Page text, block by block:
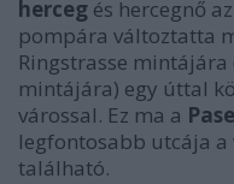
herceg és hercegnő
pompára változtatta
Ringstrasse mintájára
mintájára) egy úttal
várossal. Ez ma a
legfontosabb utcája a
található.